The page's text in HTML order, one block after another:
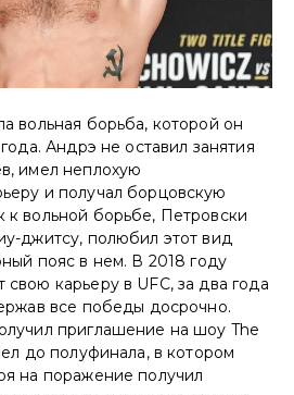
вольная борьба, которой он
Андрэ не оставил занятия
имел неплохую
и получал борцовскую
к вольной борьбе, Петровски
джитсу, полюбил этот вид
пояс в нем. В 2018 году
карьеру в UFC, за два года
все победы досрочно.
приглашение на шоу The
до полуфинала, в котором
на поражение получил